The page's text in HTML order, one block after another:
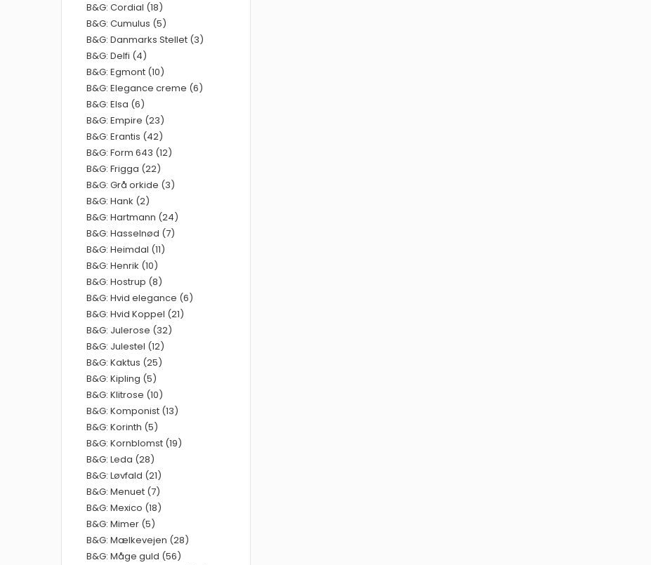
B&G: Cordial (18)
B&G: Cumulus (5)
B&G: Danmarks Stellet (3)
B&G: Delfi (4)
B&G: Egmont (10)
B&G: Elegance creme (6)
B&G: Elsa (6)
B&G: Empire (23)
B&G: Erantis (42)
B&G: Form 643 (12)
B&G: Frigga (22)
B&G: Grå orkide (3)
B&G: Hank (2)
B&G: Hartmann (24)
B&G: Hasselnød (7)
B&G: Heimdal (11)
B&G: Henrik (10)
B&G: Hostrup (8)
B&G: Hvid elegance (6)
B&G: Hvid Koppel (21)
B&G: Julerose (32)
B&G: Julestel (12)
B&G: Kaktus (25)
B&G: Kipling (5)
B&G: Klitrose (10)
B&G: Komponist (13)
B&G: Korinth (5)
B&G: Kornblomst (19)
B&G: Leda (28)
B&G: Løvfald (21)
B&G: Menuet (7)
B&G: Mexico (18)
B&G: Mimer (5)
B&G: Mælkevejen (28)
B&G: Måge guld (56)